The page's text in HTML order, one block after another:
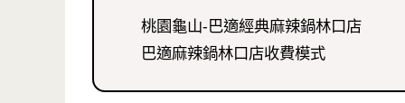
桃園龜山-巴適經典麻辣鍋林口店
巴適麻辣鍋林口店收費模式